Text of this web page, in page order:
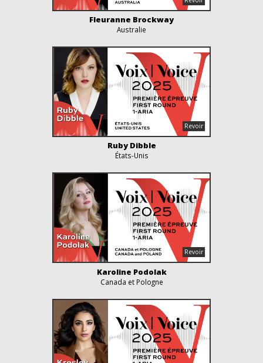
Fleuranne Brockway
Australie
Ruby Dibble
États-Unis
Karoline Podolak
Canada et Pologne